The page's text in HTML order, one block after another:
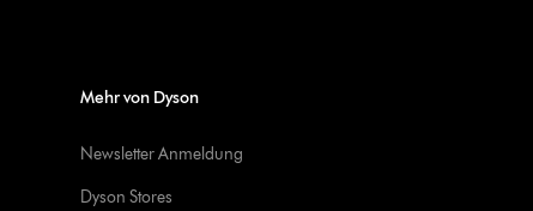
Mehr von Dyson
Newsletter Anmeldung
Dyson Stores